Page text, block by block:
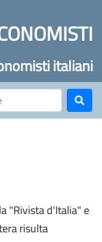
italiani
"Rivista d'Italia" e
risulta